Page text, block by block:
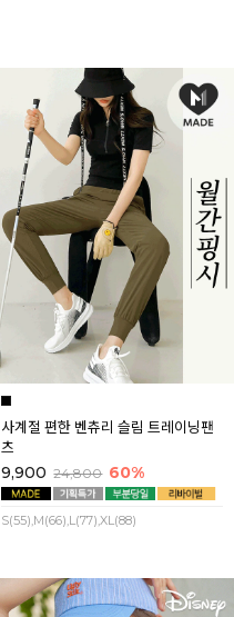
사계절 편한 벤츄리 슬림 트레이닝팬
츠
9,900 24,800 60%
S(55),M(66),L(77),XL(88)